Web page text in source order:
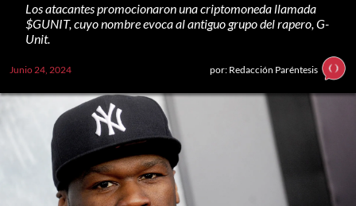
Los atacantes promocionaron una criptomoneda llamada
$GUNIT, cuyo nombre evoca al antiguo grupo del rapero, G-
Unit.
Junio 24, 2024 por: Redacción Paréntesis